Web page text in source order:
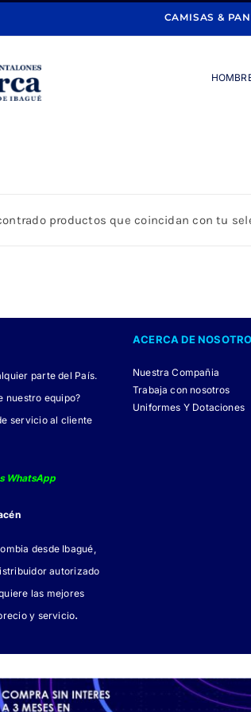
CAMISAS &
productos que coincidan con tu
parte del País.
nuestro equipo?
servicio al cliente
WhatsApp
desde Ibagué,
autorizado
las mejores
y servicio.
ACERCA DE
Nuestra Compañia
Trabaja con nosotros
Uniformes Y Dotaciones